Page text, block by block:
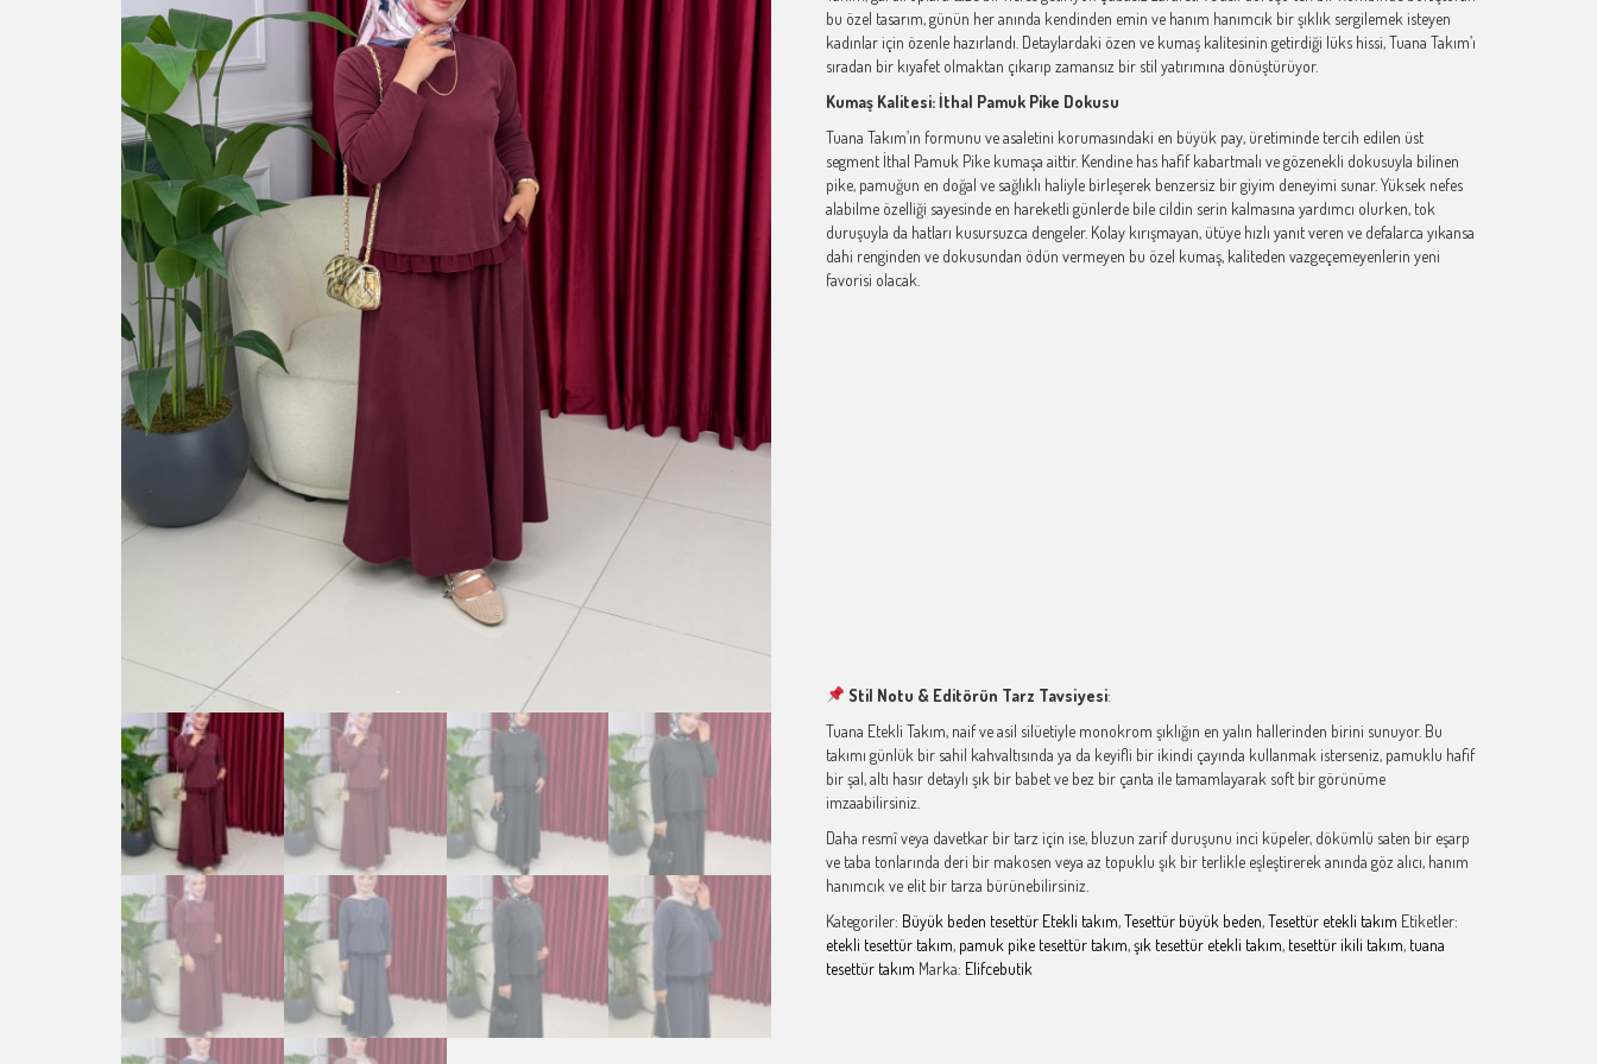
bu özel tasarım, günün her anında kendinden emin ve hanım hanımcık bir şıklık sergilemek isteyen
kadınlar için özenle hazırlandı. Detaylardaki özen ve kumaş kalitesinin getirdiği lüks hissi, Tuana Takım’ı
sıradan bir kıyafet olmaktan çıkarıp zamansız bir stil yatırımına dönüştürüyor.
Kumaş Kalitesi: İthal Pamuk Pike Dokusu
Tuana Takım’ın formunu ve asaletini korumasındaki en büyük pay, üretiminde tercih edilen üst
segment İthal Pamuk Pike kumaşa aittir. Kendine has hafif kabartmalı ve gözenekli dokusuyla bilinen
pike, pamuğun en doğal ve sağlıklı haliyle birleşerek benzersiz bir giyim deneyimi sunar. Yüksek nefes
alabilme özelliği sayesinde en hareketli günlerde bile cildin serin kalmasına yardımcı olurken, tok
duruşuyla da hatları kusursuzca dengeler. Kolay kırışmayan, ütüye hızlı yanıt veren ve defalarca yıkansa
dahi renginden ve dokusundan ödün vermeyen bu özel kumaş, kaliteden vazgeçemeyenlerin yeni
favorisi olacak.
Stil Notu & Editörün Tarz Tavsiyesi:
Tuana Etekli Takım, naif ve asil silüetiyle monokrom şıklığın en yalın hallerinden birini sunuyor. Bu
takımı günlük bir sahil kahvaltısında ya da keyifli bir ikindi çayında kullanmak isterseniz, pamuklu hafif
bir şal, altı hasır detaylı şık bir babet ve bez bir çanta ile tamamlayarak soft bir görünüme
imzaabilirsiniz.
Daha resmî veya davetkar bir tarz için ise, bluzun zarif duruşunu inci küpeler, dökümlü saten bir eşarp
ve taba tonlarında deri bir makosen veya az topuklu şık bir terlikle eşleştirerek anında göz alıcı, hanım
hanımcık ve elit bir tarza bürünebilirsiniz.
Kategoriler: Büyük beden tesettür Etekli takım,Tesettür büyük beden,Tesettür etekli takım Etiketler:
etekli tesettür takım, pamuk pike tesettür takım,şık tesettür etekli takım, tesettür ikili takım, tuana
tesettür takım Marka: Elifcebutik